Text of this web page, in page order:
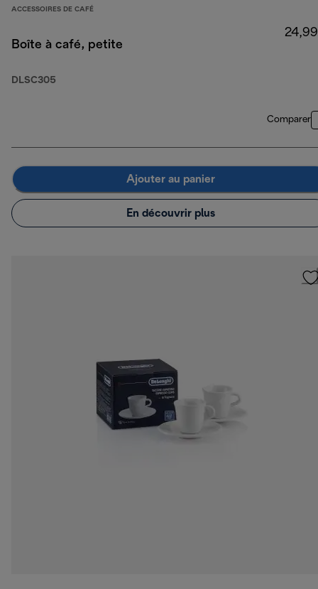
ACCESSOIRES DE CAFÉ
Boîte à café, petite
DLSC305
Comparer
Ajouter au panier
En découvrir plus